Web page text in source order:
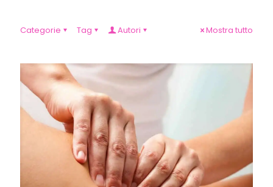
Categorie Tag Autori Mostra tutto